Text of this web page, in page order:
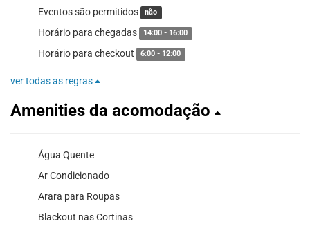
Eventos são permitidos não
Horário para chegadas 14:00 - 16:00
Horário para checkout 6:00 - 12:00
ver todas as regras
Amenities da acomodação
Água Quente
Ar Condicionado
Arara para Roupas
Blackout nas Cortinas